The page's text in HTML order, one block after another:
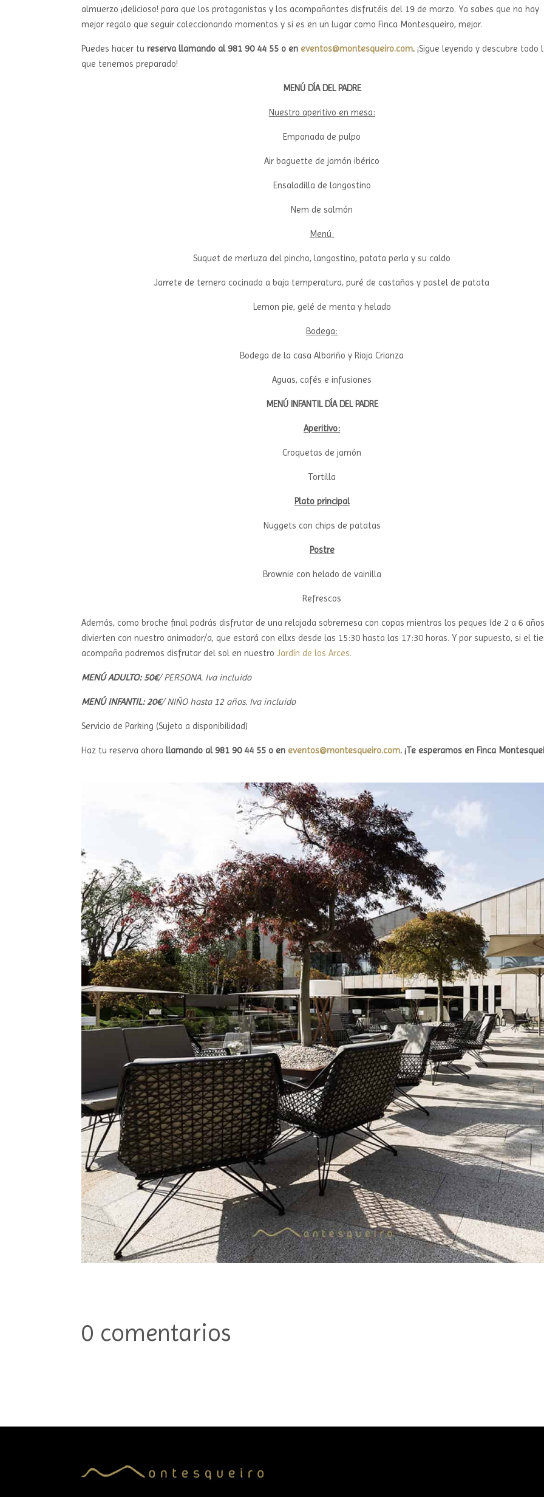
almuerzo ¡delicioso! para que los protagonistas y los acompañantes disfrutéis del 19 de marzo. Ya sabes que no hay
mejor regalo que seguir coleccionando momentos y si es en un lugar como Finca Montesqueiro, mejor.
Puedes hacer tureserva llamando al 981 90 44 55 o en eventos@montesqueiro.com.¡Sigue leyendo y descubre todo
que tenemos preparado!
MENÚ DÍA DEL PADRE
Nuestro aperitivo en mesa:
Empanada de pulpo
Air baguette de jamón ibérico
Ensaladilla de langostino
Nem de salmón
Menú:
Suquet de merluza del pincho, langostino, patata perla y su caldo
Jarrete de ternera cocinado a baja temperatura, puré de castañas y pastel de patata
Lemon pie, gelé de menta y helado
Bodega:
Bodega de la casa Albariño y Rioja Crianza
Aguas, cafés e infusiones
MENÚ INFANTIL DÍA DEL PADRE
Aperitivo:
Croquetas de jamón
Tortilla
Plato principal
Nuggets con chips de patatas
Postre
Brownie con helado de vainilla
Refrescos
Además, como broche final podrás disfrutar de una relajada sobremesa con copas mientras los peques (de 2 a 6
divierten con nuestro animador/a, que estará con ellxs desde las 15:30 hasta las 17:30 horas. Y por supuesto, si el
acompaña podremos disfrutar del sol en nuestroJardín de los Arces.
MENÚ ADULTO: 50€/ PERSONA. Iva incluido
MENÚ INFANTIL: 20€/ NIÑO hasta 12 años. Iva incluido
Servicio de Parking (Sujeto a disponibilidad)
Haz tu reserva ahorallamando al 981 90 44 55 o en eventos@montesqueiro.com. ¡Te esperamos en Finca
0 comentarios